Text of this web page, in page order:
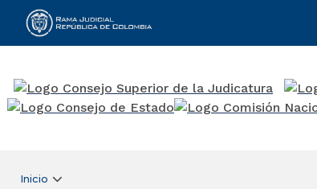
Rama Judicial
Inicio